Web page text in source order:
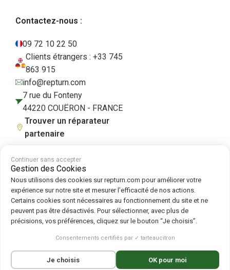
Contactez-nous :
09 72 10 22 50
Clients étrangers : +33 745
863 915
info@repturn.com
7 rue du Fonteny
44220 COUËRON - FRANCE
Trouver un réparateur
partenaire
CGV| Mentions légales Politique de confidentialité |Cookies
de cookies
Suivez-nous sur :
Repturn 2026
Continuer sans accepter
Gestion des Cookies
Nous utilisons des cookies sur repturn.com pour améliorer votre
expérience sur notre site et mesurer l’efficacité de nos actions.
Certains cookies sont nécessaires au fonctionnement du site et ne
peuvent pas être désactivés. Pour sélectionner, avec plus de
précisions, vos préférences, cliquez sur le bouton “Je choisis”.
Consentements certifiés par ✓ tarteaucitron
Je choisis OK pour moi
Français English(Anglais
Español(Espagnol)